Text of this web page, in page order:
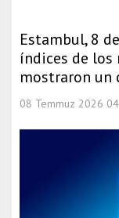
Estambul, 8
índices de los
mostraron
08 Temmuz 2026